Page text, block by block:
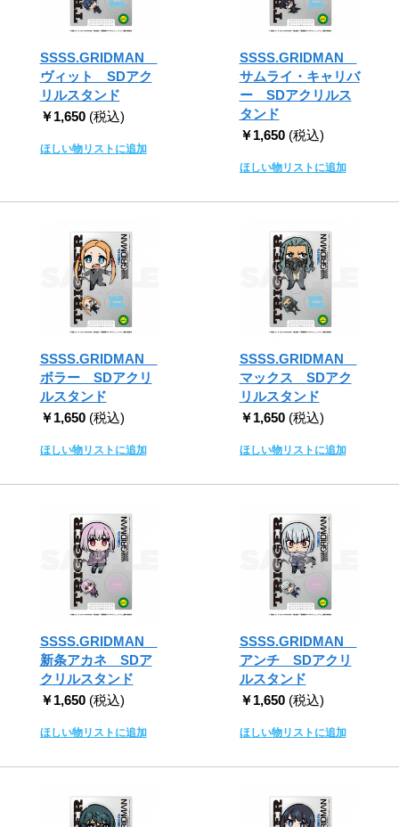
SSSS.GRIDMAN
ヴィット SDアク
リルスタンド
￥1,650 (税込)
ほしい物リストに追加
SSSS.GRIDMAN
サムライ・キャリバ
ー SDアクリルス
タンド
￥1,650 (税込)
ほしい物リストに追加
SSSS.GRIDMAN
ボラー SDアクリ
ルスタンド
￥1,650 (税込)
ほしい物リストに追加
SSSS.GRIDMAN
マックス SDアク
リルスタンド
￥1,650 (税込)
ほしい物リストに追加
SSSS.GRIDMAN
新条アカネ SDア
クリルスタンド
￥1,650 (税込)
ほしい物リストに追加
SSSS.GRIDMAN
アンチ SDアクリ
ルスタンド
￥1,650 (税込)
ほしい物リストに追加